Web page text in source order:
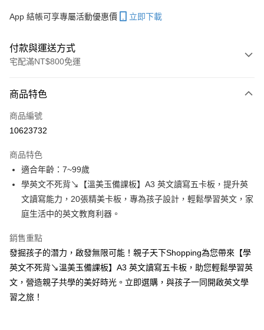
App 結帳可享專屬活動優惠價 立即下載
付款與運送方式
宅配滿NT$800免運
信用卡一次付款
LINE Pay
大哥付你分期
相關說明
【大哥付你分期使用說明】
1.本服務由台灣大哥大提供，台灣大哥大用戶可立即使用無須另外申請。
2.付款方式選擇「大哥付你分期」，訂單成立後會自動跳轉到大哥付的交易
成交易。
3.實際核准額度、可分期數及費用金額請依後續交易確認頁面所載為準。
4.訂單成立30分鐘內，如未前往確認交易或遇審核未通過，訂單將自動取
消。如遇「轉專審核」未通過狀況，表示未達大哥付你分期系統評分，恕無
法說明評估內容。
1.分期款項不併入電信帳單，「大哥付你分期」於每月結算日後寄送繳費提
AFTEE先享後付
相關說明
AFTEE先享後付是「在收到商品之後才付款」的支付方式。 讓您購物簡單
便利好安心！
１．簡單：不需註冊會員、不需綁卡、不需儲值。
２．便利：只要手機號碼，簡訊認證，即可結帳。
３．安心：先確認商品／服務後，再付款。
ATM付款
運送方式
國內宅配/郵寄 (不適用離島、海外及郵局i郵箱)
每筆NT$70，滿NT$800(含以上)免運費
商品特色
商品編號
10623732
商品特色
適合年齡：7~99歲
學英文不死背↘【溫美玉備課板】A3 英文讀寫五卡板，提升英
文讀寫能力，20張精美卡板，專為孩子設計，輕鬆學習英文，家
庭生活中的英文教育利器。
銷售重點
發掘孩子的潛力，啟發無限可能！親子天下Shopping為您帶來【學
英文不死背↘溫美玉備課板】A3 英文讀寫五卡板，助您輕鬆學習英
文，營造親子共學的美好時光。立即選購，與孩子一同開啟英文學
習之旅！